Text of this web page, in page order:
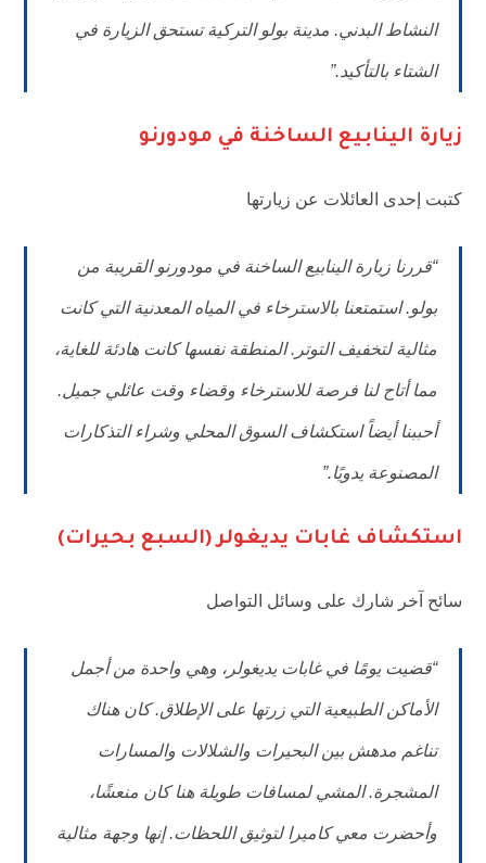
النشاط البدني. مدينة بولو التركية تستحق الزيارة في
الشتاء بالتأكيد.”
زيارة الينابيع الساخنة في مودورنو
كتبت إحدى العائلات عن زيارتها
“قررنا زيارة الينابيع الساخنة في مودورنو القريبة من
بولو. استمتعنا بالاسترخاء في المياه المعدنية التي كانت
مثالية لتخفيف التوتر. المنطقة نفسها كانت هادئة للغاية،
مما أتاح لنا فرصة للاسترخاء وقضاء وقت عائلي جميل.
أحببنا أيضاً استكشاف السوق المحلي وشراء التذكارات
المصنوعة يدويًا.”
استكشاف غابات يديغولر (السبع بحيرات)
سائح آخر شارك على وسائل التواصل
“قضيت يومًا في غابات يديغولر، وهي واحدة من أجمل
الأماكن الطبيعية التي زرتها على الإطلاق. كان هناك
تناغم مدهش بين البحيرات والشلالات والمسارات
المشجرة. المشي لمسافات طويلة هنا كان منعشًا،
وأحضرت معي كاميرا لتوثيق اللحظات. إنها وجهة مثالية